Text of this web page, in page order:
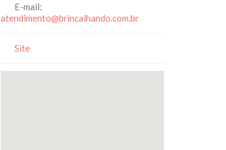
E-mail:
atendimento@brincalhando.com.br
Site